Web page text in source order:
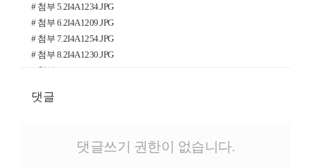
# 첨부 5.2I4A1234.JPG
# 첨부 6.2I4A1209.JPG
# 첨부 7.2I4A1254.JPG
# 첨부 8.2I4A1230.JPG
# 첨부 9.2I4A1225.JPG
# 첨부 11.2I4A1219.JPG
# 첨부 14.2I4A1212.JPG
댓글
댓글쓰기 권한이 없습니다.